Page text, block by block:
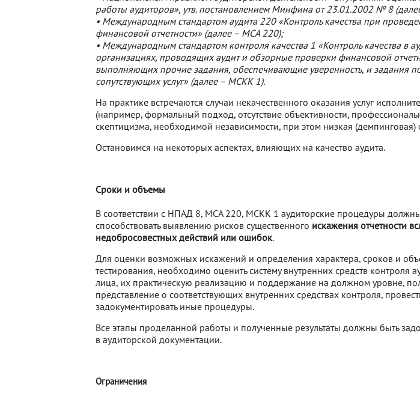
работы аудиторов», утв. постановлением Минфина от 23.01.2002 № 8
• Международным стандартом аудита 220 «Контроль качества при
финансовой отчетности» (далее – МСА 220);
• Международным стандартом контроля качества 1 «Контроль качества в
организациях, проводящих аудит и обзорные проверки финансовой
выполняющих прочие задания, обеспечивающие уверенность, и задания
сопутствующих услуг» (далее – МСКК 1).
На практике встречаются случаи некачественного оказания услуг
(например, формальный подход, отсутствие объективности,
скептицизма, необходимой независимости, при этом низкая (демпинговая)
Остановимся на некоторых аспектах, влияющих на качество аудита.
Сроки и объемы
В соответствии с НПАД 8, МСА 220, МСКК 1 аудиторские процедуры
способствовать выявлению рисков существенного искажения отчетности
недобросовестных действий или ошибок.
Для оценки возможных искажений и определения характера, сроков и
тестирования, необходимо оценить систему внутренних средств контроля
лица, их практическую реализацию и поддержание на должном уровне,
представление о соответствующих внутренних средствах контроля,
задокументировать иные процедуры.
Все этапы проделанной работы и полученные результаты должны быть
в аудиторской документации.
Ограничения